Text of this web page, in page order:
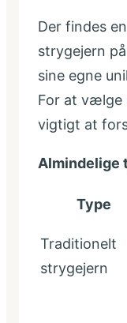
Der findes
strygejern
sine egne
For at vælge
vigtigt at
Almindelige
Type
Traditionelt
strygejern